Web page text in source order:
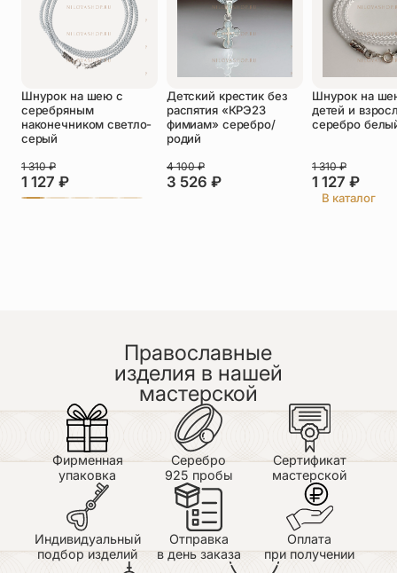
Оставить отзыв
Подтверждаю свое согласие с
политикой конфиденциальностии даю
согласие на обработку персональных
данных
Юлия
09.07.2026
Бэлла Казбековна
Заказывали в подарок крестнице !!! Крестик для
Кристины!!! Заказ пришел очень быстро ! Само
изделие выполнено настолько аккуратно и нежно
!!! Обладательница крестика довольна! За
подарком теперь к вам !!! Отдельно спасибо
оператору What's app, всегда на связи , на все
вопросы отвечали очень быстро !!! Спасибо!!!
Шнурок на шею с
серебряным
наконечником светло-
серый
1 127 ₽
1 310₽
Детский крестик без
распятия «КРЭ23
фимиам» серебро/
родий
3 526 ₽
4 100₽
Шнурок на
детей и
серебро
1 127 ₽
1 310₽
В каталог
Православные
изделия в нашей
мастерской
Фирменная
упаковка
Серебро
925 пробы
Сертификат
мастерской
Индивидуальный
подбор изделий
Отправка
в день заказа
Оплата
при получении